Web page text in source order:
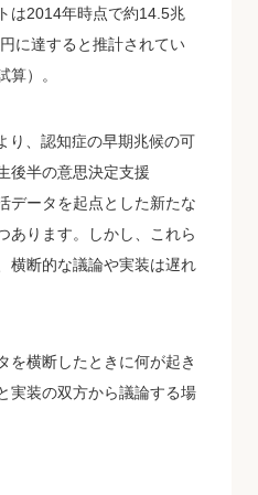
は2014年時点で約14.5兆
に達すると推計されてい
算）。
り、認知症の早期兆候の可
後半の意思決定支援
データを起点とした新たな
あります。しかし、これら
横断的な議論や実装は遅れ
を横断したときに何が起き
実装の双方から議論する場